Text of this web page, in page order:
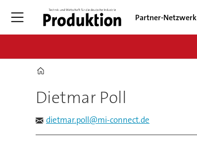
Partner-Netzwerk
Dietmar
Dietmar Poll
dietmar.poll@mi-connect.de